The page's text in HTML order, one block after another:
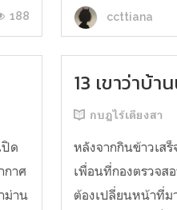
188 ccttiana
ปิด
กาศ
ม่าน
13 เขาว่าบ้า
กบฏไร้เดียงสา
หลังจากกินข้าวเส
เพื่อนที่กองตรวจส
ต้องเปลี่ยนหน้าที่